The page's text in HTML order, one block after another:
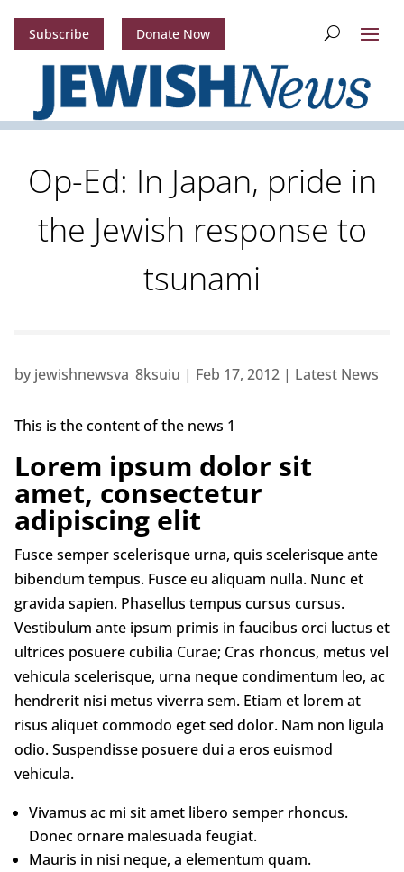
Subscribe Donate Now
Op-Ed: In Japan, pride in
the Jewish response to
tsunami
by jewishnewsva_8ksuiu | Feb 17, 2012| Latest News
This is the content of the news 1
Lorem ipsum dolor sit
amet, consectetur
adipiscing elit
Fusce semper scelerisque urna, quis scelerisque ante
bibendum tempus. Fusce eu aliquam nulla. Nunc et
gravida sapien. Phasellus tempus cursus cursus.
Vestibulum ante ipsum primis in faucibus orci luctus et
ultrices posuere cubilia Curae; Cras rhoncus, metus vel
vehicula scelerisque, urna neque condimentum leo, ac
hendrerit nisi metus viverra sem. Etiam et lorem at
risus aliquet commodo eget sed dolor. Nam non ligula
odio. Suspendisse posuere dui a eros euismod
vehicula.
Vivamus ac mi sit amet libero semper rhoncus.
Donec ornare malesuada feugiat.
Mauris in nisi neque, a elementum quam.